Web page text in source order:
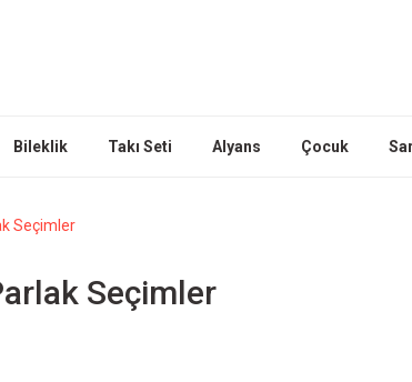
Bileklik Takı Seti Alyans Çocuk
Seçimler
Seçimler